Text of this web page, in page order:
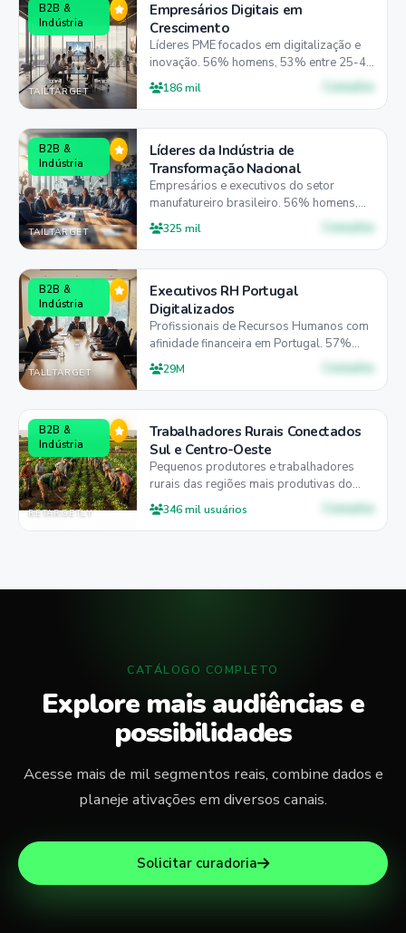
B2B &
Indústria
TAILTARGET
Empresários Digitais em
Crescimento
Líderes PME focados em digitalização e
inovação. 56% homens, 53% entre 25-44
anos, 43% preferem desktop para
decisões estratégicas.
186 mil Consulte
B2B &
Indústria
TAILTARGET
Líderes da Indústria de
Transformação Nacional
Empresários e executivos do setor
manufatureiro brasileiro. 56% homens,
62% entre 25-54 anos, 52% preferem
desktop para decisões estratégicas.
325 mil Consulte
B2B &
Indústria
TALLTARGET
Executivos RH Portugal
Digitalizados
Profissionais de Recursos Humanos com
afinidade financeira em Portugal. 57%
homens, 45% entre 25-44 anos, 50%
preferem desktop para trabalho.
29M Consulte
B2B &
Indústria
RETARGETLY
Trabalhadores Rurais Conectados
Sul e Centro-Oeste
Pequenos produtores e trabalhadores
rurais das regiões mais produtivas do
Brasil. 51% mulheres, 50% entre 25-44
anos, 60% mobile-first para decisões
corporativas.
346 mil usuários Consulte
CATÁLOGO COMPLETO
Explore mais audiências e
possibilidades
Acesse mais de mil segmentos reais, combine dados e
planeje ativações em diversos canais.
Solicitar curadoria